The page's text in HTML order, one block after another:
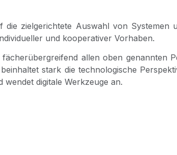
die ziel­ge­rich­te­te Aus­wahl von Sys­te­men
und koope­ra­ti­ver Vorhaben.
allen oben genann­ten
stark die tech­no­lo­gi­sche
digi­ta­le Werk­zeu­ge an.